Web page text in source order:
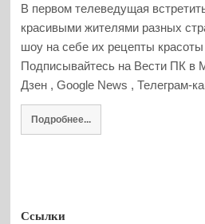
В первом телеведущая
красивыми жителями разных
шоу на себе их рецепты
Подписывайтесь на Вести ПК в
Дзен , Google News , Телеграм-
Подробнее...
Ссылки